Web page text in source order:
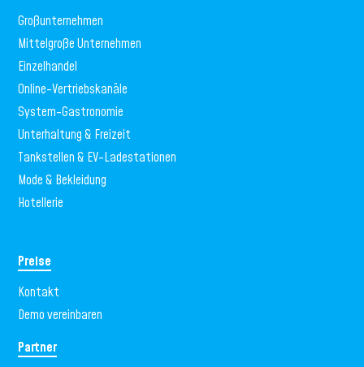
Großunternehmen
Mittelgroße Unternehmen
Einzelhandel
Online-Vertriebskanäle
System-Gastronomie
Unterhaltung & Freizeit
Tankstellen & EV-Ladestationen
Mode & Bekleidung
Hotellerie
Preise
Kontakt
Demo vereinbaren
Partner